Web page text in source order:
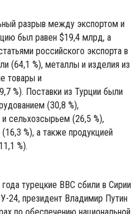
разрыв между экспортом и
был равен $19,4 млрд, а
российского экспорта в
(64,1 %), металлы и изделия из
товары и
%). Поставки из Турции были
(30,8 %),
сельхозсырьем (26,5 %),
%), а также продукцией
%).
турецкие ВВС сбили в Сирии
24, президент Владимир Путин